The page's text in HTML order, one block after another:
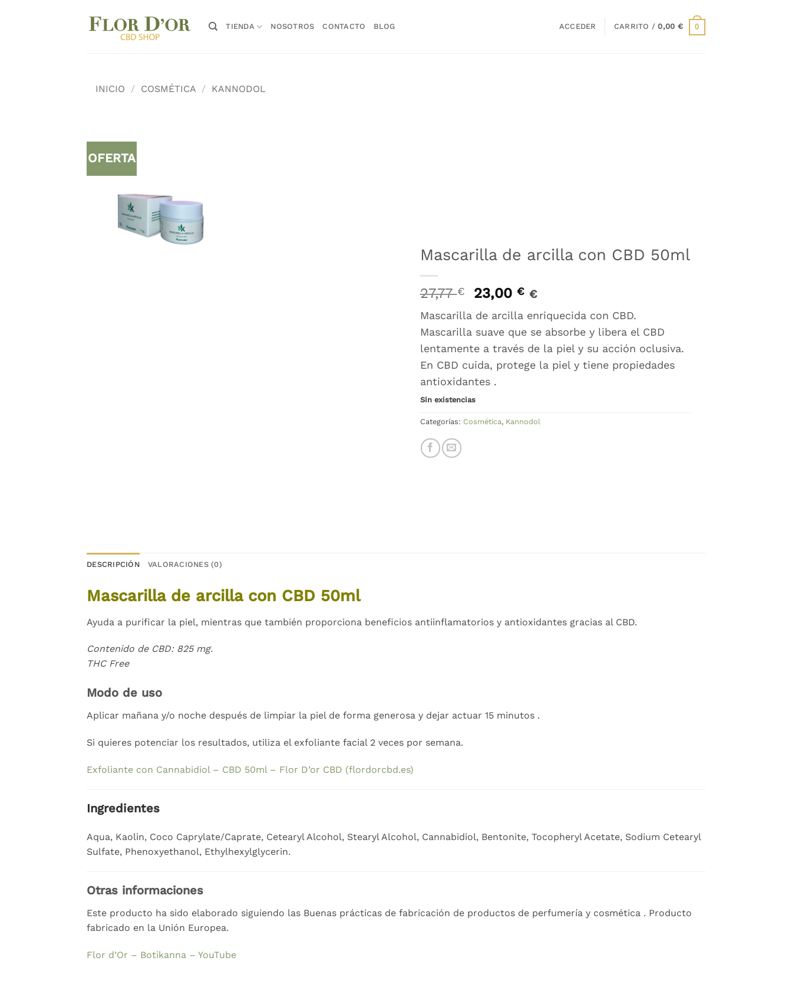
TIENDA NOSOTROS CONTACTO BLOG ACCEDER CARRITO /0,00 € 0
INICIO / COSMÉTICA / KANNODOL
OFERTA
Mascarilla de arcilla con CBD 50ml
27,77€
El
precio
original
era:
27,77 €.
23,00 €El
actual
es:
23,00 €.
€
Mascarilla de arcilla enriquecida con CBD.
Mascarilla suave que se absorbe y libera el CBD
lentamente a través de la piel y su acción oclusiva.
En CBD cuida, protege la piel y tiene propiedades
antioxidantes .
Sin existencias
Categorías: Cosmética, Kannodol
DESCRIPCIÓN VALORACIONES (0)
Mascarilla de arcilla con CBD 50ml
Ayuda a purificar la piel, mientras que también proporciona beneficios antiinflamatorios y antioxidantes gracias al CBD.
Contenido de CBD: 825 mg.
THC Free
Modo de uso
Aplicar mañana y/o noche después de limpiar la piel de forma generosa y dejar actuar 15 minutos .
Si quieres potenciar los resultados, utiliza el exfoliante facial 2 veces por semana.
Exfoliante con Cannabidiol – CBD 50ml – Flor D’or CBD (flordorcbd.es)
Ingredientes
Aqua, Kaolin, Coco Caprylate/Caprate, Cetearyl Alcohol, Stearyl Alcohol, Cannabidiol, Bentonite, Tocopheryl Acetate, Sodium Cetearyl
Sulfate, Phenoxyethanol, Ethylhexylglycerin.
Otras informaciones
Este producto ha sido elaborado siguiendo las Buenas prácticas de fabricación de productos de perfumería y cosmética . Producto
fabricado en la Unión Europea.
Flor d’Or – Botikanna – YouTube